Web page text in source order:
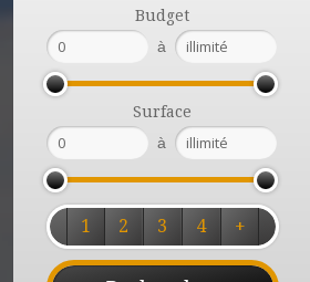
Budget
à
Surface
à
1 2 3 4 +